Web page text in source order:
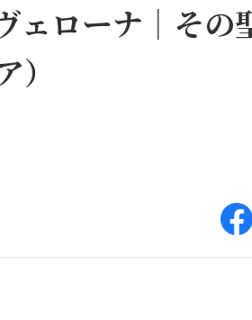
ェローナ｜その